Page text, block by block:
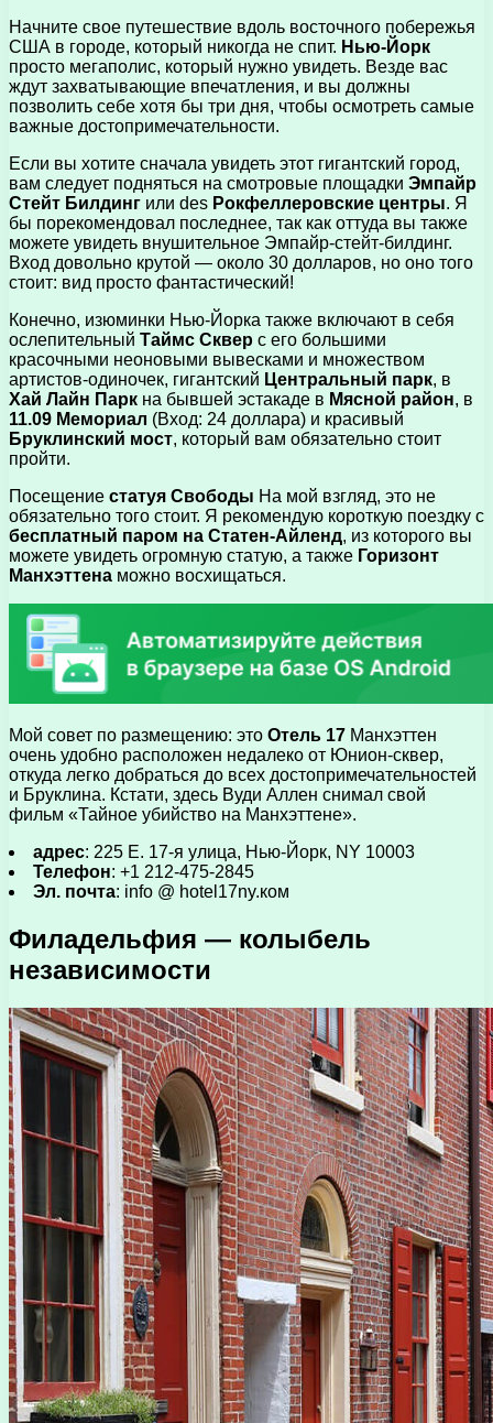
Начните свое путешествие вдоль восточного побережья
США в городе, который никогда не спит. Нью-Йорк
просто мегаполис, который нужно увидеть. Везде вас
ждут захватывающие впечатления, и вы должны
позволить себе хотя бы три дня, чтобы осмотреть самые
важные достопримечательности.
Если вы хотите сначала увидеть этот гигантский город,
вам следует подняться на смотровые площадки Эмпайр
Стейт Билдинг или des Рокфеллеровские центры. Я
бы порекомендовал последнее, так как оттуда вы также
можете увидеть внушительное Эмпайр-стейт-билдинг.
Вход довольно крутой — около 30 долларов, но оно того
стоит: вид просто фантастический!
Конечно, изюминки Нью-Йорка также включают в себя
ослепительный Таймс Сквер с его большими
красочными неоновыми вывесками и множеством
артистов-одиночек, гигантский Центральный парк, в
Хай Лайн Парк на бывшей эстакаде в Мясной район, в
11.09 Мемориал (Вход: 24 доллара) и красивый
Бруклинский мост, который вам обязательно стоит
пройти.
Посещение статуя Свободы На мой взгляд, это не
обязательно того стоит. Я рекомендую короткую поездку с
бесплатный паром на Статен-Айленд, из которого вы
можете увидеть огромную статую, а также Горизонт
Манхэттена можно восхищаться.
Мой совет по размещению: это Отель 17 Манхэттен
очень удобно расположен недалеко от Юнион-сквер,
откуда легко добраться до всех достопримечательностей
и Бруклина. Кстати, здесь Вуди Аллен снимал свой
фильм «Тайное убийство на Манхэттене».
адрес: 225 Е. 17-я улица, Нью-Йорк, NY 10003
Телефон: +1 212-475-2845
Эл. почта: info @ hotel17ny.ком
Филадельфия — колыбель
независимости